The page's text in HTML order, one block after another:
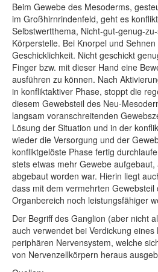
Beim Gewebe des Mesoderms,
im Großhirnrindenfeld, geht es
Selbstwertthema, Nicht-gut-genug-
Körperstelle. Bei Knorpel und
Geschicklichkeit. Nicht geschickt
Finger bzw. mit dieser Hand eine
ausführen zu können. Nach
in konfliktaktiver Phase, stoppt die
diesem Gewebsteil des Neu-
langsam voranschreitenden
Lösung der Situation und in der
wieder die Versorgung und der
konfliktgelöste Phase fertig
stets etwas mehr Gewebe
abgebaut worden war. Hierin liegt
dass mit dem vermehrten
Organbereich noch leistungsfähiger
Der Begriff des Ganglion (aber nicht
auch verwendet bei Verdickung
periphären Nervensystem, welche
von Nervenzellkörpern heraus